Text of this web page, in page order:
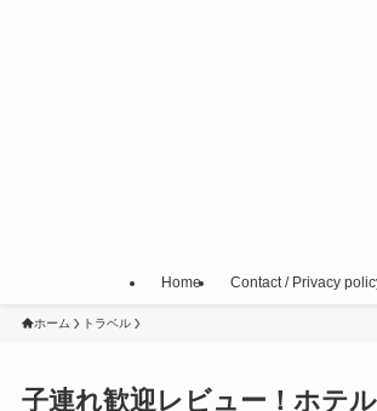
Home Contact / Privacy
ホーム トラベル
子連れ歓迎レビュー！ホテ